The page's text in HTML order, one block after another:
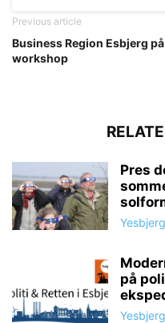
Previous article
Business Region Esbjerg på
workshop
Pres
Yesbjerg
på
Yesbjerg